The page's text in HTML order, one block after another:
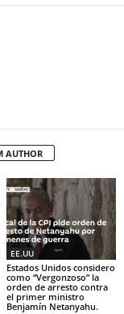
AUTHOR
EE.UU
Estados Unidos considero
como “Vergonzoso” la
orden de arresto contra
el primer ministro
Benjamín Netanyahu.